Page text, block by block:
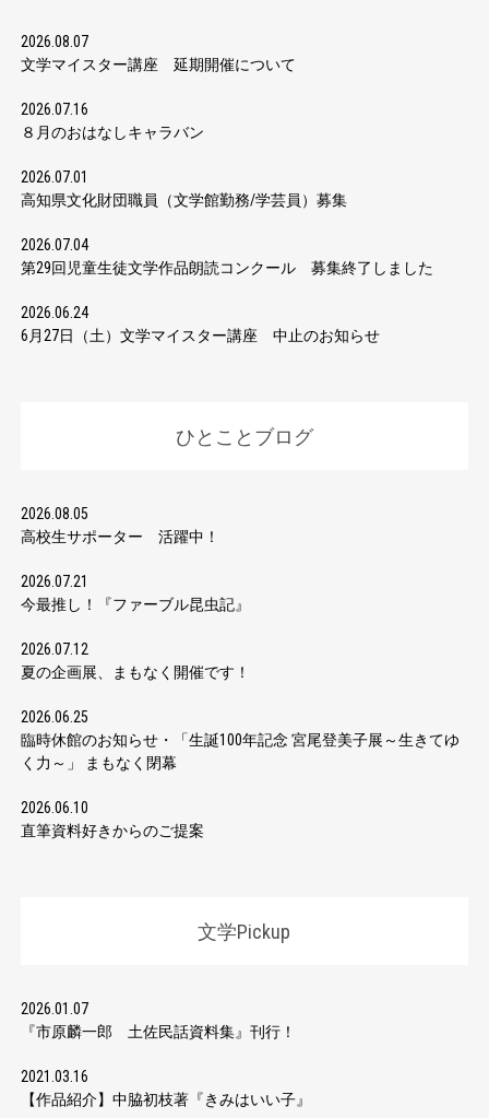
2026.08.07
文学マイスター講座 延期開催について
2026.07.16
８月のおはなしキャラバン
2026.07.01
高知県文化財団職員（文学館勤務/学芸員）募集
2026.07.04
第29回児童生徒文学作品朗読コンクール 募集終了しました
2026.06.24
6月27日（土）文学マイスター講座 中止のお知らせ
ひとことブログ
2026.08.05
高校生サポーター 活躍中！
2026.07.21
今最推し！『ファーブル昆虫記』
2026.07.12
夏の企画展、まもなく開催です！
2026.06.25
臨時休館のお知らせ・「生誕100年記念 宮尾登美子展～生きてゆ
く力～」 まもなく閉幕
2026.06.10
直筆資料好きからのご提案
文学Pickup
2026.01.07
『市原麟一郎 土佐民話資料集』刊行！
2021.03.16
【作品紹介】中脇初枝著『きみはいい子』